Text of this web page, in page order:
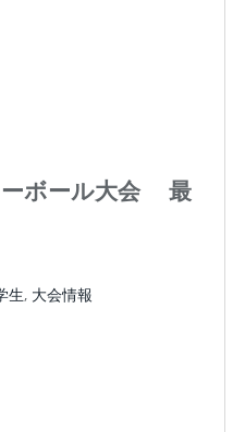
ーボール大会 最
生, 大会情報